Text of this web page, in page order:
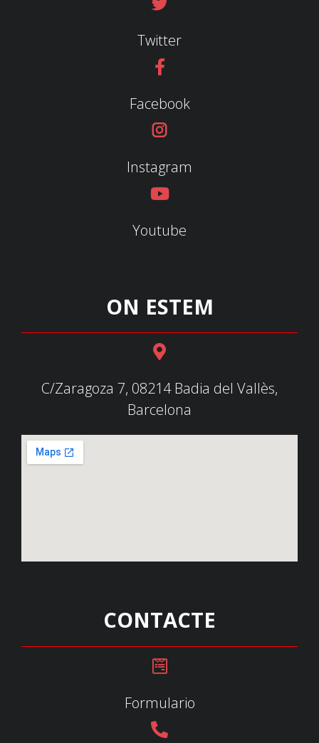
Twitter
Facebook
Instagram
Youtube
ON ESTEM
C/Zaragoza 7, 08214 Badia del Vallès,
Barcelona
CONTACTE
Formulario